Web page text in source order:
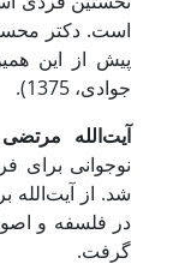
است. دکتر
پیش از این
جوادی، 1375).
آیت‌الله
نوجوانی برای
شد. از آیت‌الله
در فلسفه و
گرفت.